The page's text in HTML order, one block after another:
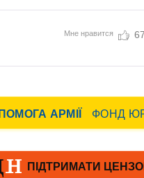
Мне нравится 67